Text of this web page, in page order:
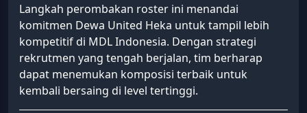
Langkah perombakan roster ini menandai
komitmen Dewa United Heka untuk tampil lebih
kompetitif di MDL Indonesia. Dengan strategi
rekrutmen yang tengah berjalan, tim berharap
dapat menemukan komposisi terbaik untuk
kembali bersaing di level tertinggi.